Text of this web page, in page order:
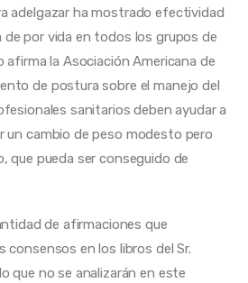
adelgazar ha mostrado efectividad
por vida en todos los grupos de
afirma la Asociación Americana de
de postura sobre el manejo del
sanitarios deben ayudar a
un cambio de peso modesto pero
que pueda ser conseguido de
de afirmaciones que
en los libros del Sr.
que no se analizarán en este